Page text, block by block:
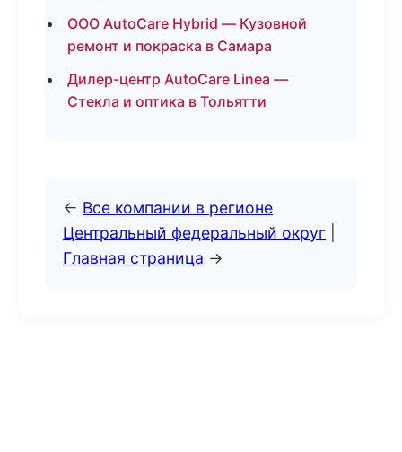
ООО AutoCare Hybrid — Кузовной
ремонт и покраска в Самара
Дилер-центр AutoCare Linea —
Стекла и оптика в Тольятти
← Все компании в регионе
Центральный федеральный округ
Главная страница →